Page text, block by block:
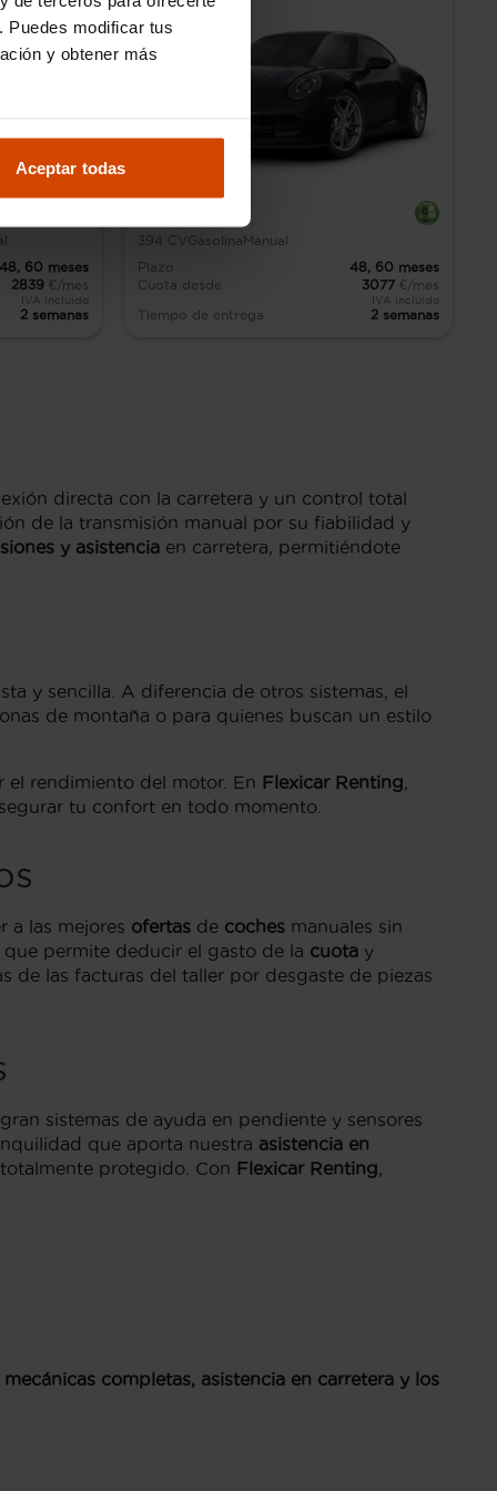
Puedes modificar tus
y obtener más
Aceptar todas
48, 60 meses
2839 €/mes
IVA incluido
2 semanas
394 CVGasolina Manual
Plazo
48, 60 meses
Cuota desde
3077 €/mes
IVA incluido
Tiempo de entrega 2 semanas
directa con la carretera y un control total
de la transmisión manual por su fiabilidad y
y asistencia en carretera, permitiéndote
y sencilla. A diferencia de otros sistemas, el
de montaña o para quienes buscan un estilo
el rendimiento del motor. En Flexicar Renting,
tu confort en todo momento.
a las mejores ofertas de coches manuales sin
permite deducir el gasto de la cuota y
de las facturas del taller por desgaste de piezas
sistemas de ayuda en pendiente y sensores
que aporta nuestra asistencia en
protegido. Con Flexicar Renting,
completas, asistencia en carretera y los